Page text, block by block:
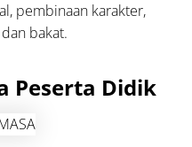
pembinaan karakter,
bakat.
Peserta Didik